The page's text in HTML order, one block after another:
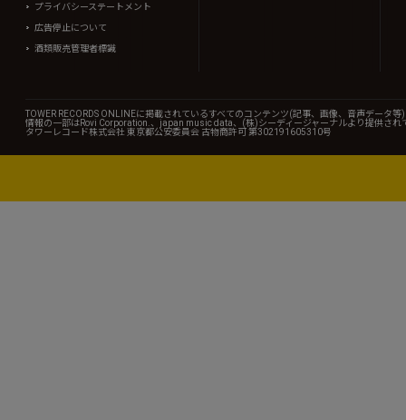
プライバシーステートメント
広告停止について
酒類販売管理者標識
TOWER RECORDS ONLINEに掲載されているすべてのコンテンツ(記事、画像、音声データ
情報の一部はRovi Corporation.、japan music data、(株)シーディージャーナルより提供され
タワーレコード株式会社 東京都公安委員会 古物商許可 第302191605310号